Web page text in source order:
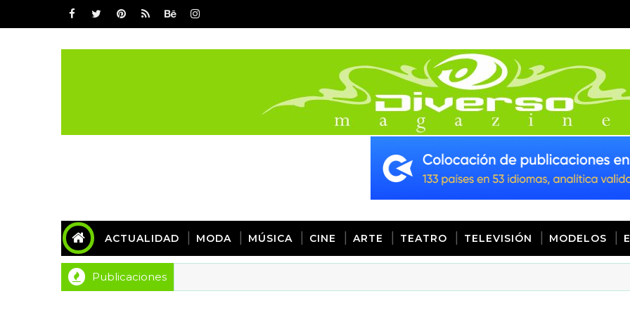
ACTUALIDAD MODA MÚSICA CINE ARTE TEATRO TELEVISIÓN MODELOS
Publicaciones